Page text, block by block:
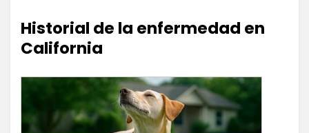
Historial de la enfermedad en
California